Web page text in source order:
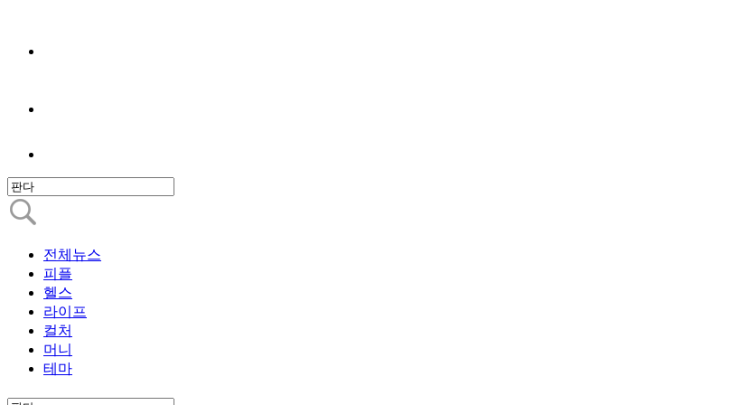
전체뉴스
피플
헬스
라이프
컬처
머니
테마